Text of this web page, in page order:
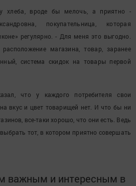
хлеба, вроде бы мелочь, а приятно -
покупательница, которая
регулярно. - Для меня это выгодно.
магазина, товар, заранее
система скидок на товары первой
что у каждого потребителя свои
вкус и цвет товарищей нет. И что бы ни
все-таки хорошо, что они есть. Ведь
тот, в котором приятно совершать
важным и интересным в